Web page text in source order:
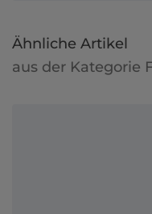
Ähnliche Artikel
aus der Kategorie